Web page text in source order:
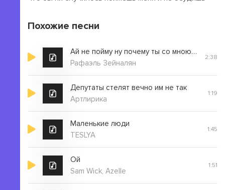
Похожие песни
Ай не пойму ну почему ты со мною так жестока
Рафаэль Зейналян
2:38
Депутаты стелят вечно им не так
Артлирика
1:19
Маленькие люди
TESLYA
1:45
Ой
Sam Wick, Azelle
1:51